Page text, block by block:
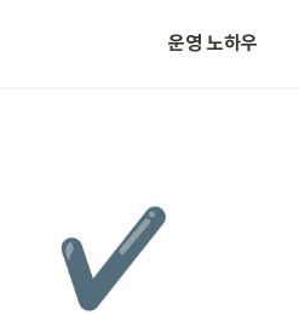
운영 노하우
✔️